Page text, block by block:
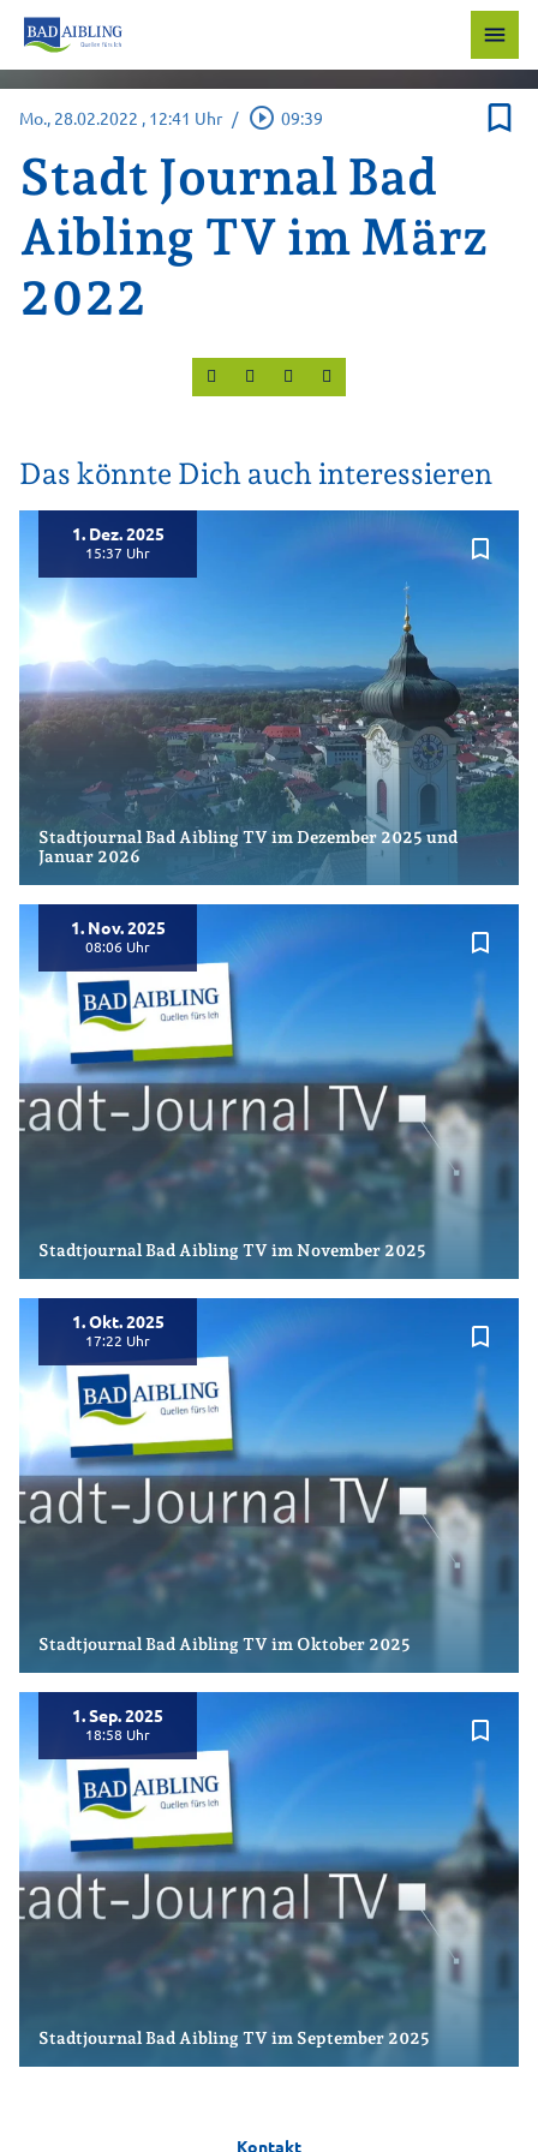
menu
Mo., 28.02.2022 , 12:41 Uhr / play_circle_outline 09:39 bookmark_border
Stadt Journal Bad
Aibling TV im März
2022
Das könnte Dich auch interessieren
bookmark_border
1. Dez. 2025
15:37
Stadtjournal Bad Aibling TV im Dezember 2025 und
Januar 2026
bookmark_border
1. Nov. 2025
08:06
Stadtjournal Bad Aibling TV im November 2025
bookmark_border
1. Okt. 2025
17:22
Stadtjournal Bad Aibling TV im Oktober 2025
bookmark_border
1. Sep. 2025
18:58
Stadtjournal Bad Aibling TV im September 2025
Kontakt